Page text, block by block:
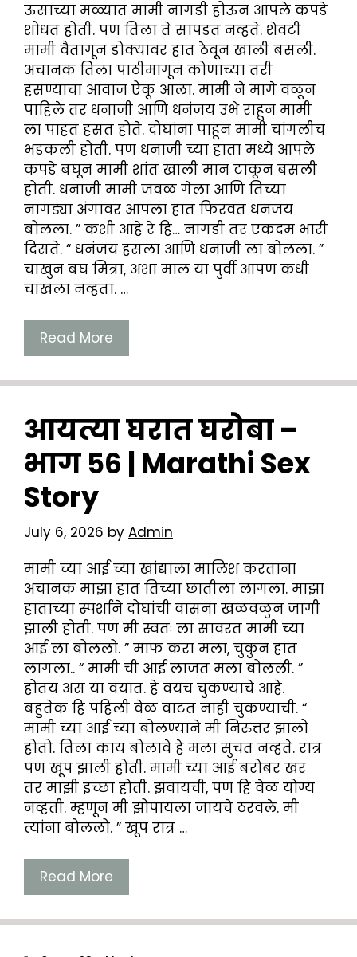
ऊसाच्या मळ्यात मामी नागडी होऊन आपले कपडे
शोधत होती. पण तिला ते सापडत नव्हते. शेवटी
मामी वैतागून डोक्यावर हात ठेवून खाली बसली.
अचानक तिला पाठीमागून कोणाच्या तरी
हसण्याचा आवाज ऐकू आला. मामी ने मागे वळून
पाहिले तर धनाजी आणि धनंजय उभे राहून मामी
ला पाहत हसत होते. दोघांना पाहून मामी चांगलीच
भडकली होती. पण धनाजी च्या हाता मध्ये आपले
कपडे बघून मामी शांत खाली मान टाकून बसली
होती. धनाजी मामी जवळ गेला आणि तिच्या
नागड्या अंगावर आपला हात फिरवत धनंजय
बोलला. ” कशी आहे रे हि… नागडी तर एकदम भारी
दिसते. “ धनंजय हसला आणि धनाजी ला बोलला. ”
चाखुन बघ मित्रा, अशा माल या पुर्वी आपण कधी
चाखला नव्हता. …
Read More
आयत्या घरात घरोबा –
भाग ५६ | Marathi Sex
Story
July 6, 2026 by Admin
मामी च्या आई च्या खांद्याला मालिश करताना
अचानक माझा हात तिच्या छातीला लागला. माझा
हाताच्या स्पर्शाने दोघांची वासना खळवळुन जागी
झाली होती. पण मी स्वतः ला सावरत मामी च्या
आई ला बोललो. ” माफ करा मला, चुकुन हात
लागला.. “ मामी ची आई लाजत मला बोलली. ”
होतय अस या वयात. हे वयच चुकण्याचे आहे.
बहुतेक हि पहिली वेळ वाटत नाही चुकण्याची. “
मामी च्या आई च्या बोलण्याने मी निरुत्तर झालो
होतो. तिला काय बोलावे हे मला सुचत नव्हते. रात्र
पण खूप झाली होती. मामी च्या आई बरोबर खर
तर माझी इच्छा होती. झवायची, पण हि वेळ योग्य
नव्हती. म्हणून मी झोपायला जायचे ठरवले. मी
त्यांना बोललो. ” खूप रात्र …
Read More